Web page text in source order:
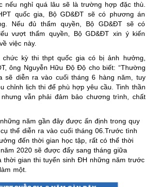
nếu nghỉ quá lâu sẽ là trường hợp đặc thù.
quốc gia, Bộ GD&ĐT sẽ có phương án
Nếu đủ thẩm quyền, Bộ GD&ĐT sẽ có
vượt thẩm quyền, Bộ GD&ĐT xin ý kiến
việc này.
kỳ thi thpt quốc gia có bị ảnh hưởng,
ông Nguyễn Hữu Độ Độ cho biết: “Thường
sẽ diễn ra vào cuối tháng 6 hàng năm, tuy
chỉnh lịch thi để phù hợp yêu cầu. Tinh thần
vẫn phải đảm bảo chương trình, chất
năm gần đây được ấn định trong quy
thể diễn ra vào cuối tháng 06.Trước tình
đến thời gian học tập, rất có thể thời
2020 sẽ được đẩy sang tháng giữa
thời gian thi tuyển sinh ĐH những năm trước
một.